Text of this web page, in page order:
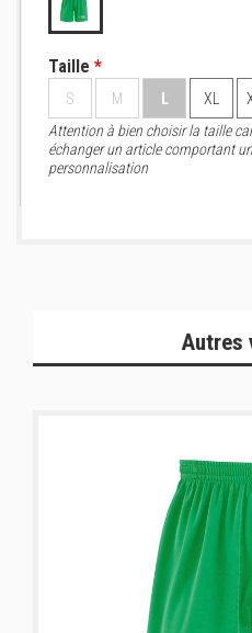
Taille *
S M L XL
Attention à bien choisir la taille
échanger un article comportant
personnalisation
Autres